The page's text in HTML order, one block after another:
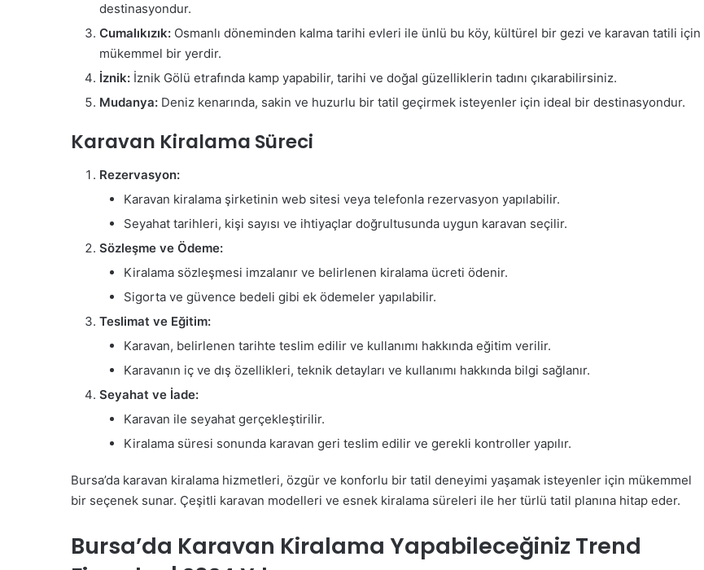
destinasyondur.
Cumalıkızık: Osmanlı döneminden kalma tarihi evleri ile ünlü bu köy, kültürel bir gezi ve karavan tatili için
mükemmel bir yerdir.
İznik: İznik Gölü etrafında kamp yapabilir, tarihi ve doğal güzelliklerin tadını çıkarabilirsiniz.
Mudanya: Deniz kenarında, sakin ve huzurlu bir tatil geçirmek isteyenler için ideal bir destinasyondur.
Karavan Kiralama Süreci
Rezervasyon:
Karavan kiralama şirketinin web sitesi veya telefonla rezervasyon yapılabilir.
Seyahat tarihleri, kişi sayısı ve ihtiyaçlar doğrultusunda uygun karavan seçilir.
Sözleşme ve Ödeme:
Kiralama sözleşmesi imzalanır ve belirlenen kiralama ücreti ödenir.
Sigorta ve güvence bedeli gibi ek ödemeler yapılabilir.
Teslimat ve Eğitim:
Karavan, belirlenen tarihte teslim edilir ve kullanımı hakkında eğitim verilir.
Karavanın iç ve dış özellikleri, teknik detayları ve kullanımı hakkında bilgi sağlanır.
Seyahat ve İade:
Karavan ile seyahat gerçekleştirilir.
Kiralama süresi sonunda karavan geri teslim edilir ve gerekli kontroller yapılır.
Bursa’da karavan kiralama hizmetleri, özgür ve konforlu bir tatil deneyimi yaşamak isteyenler için mükemmel
bir seçenek sunar. Çeşitli karavan modelleri ve esnek kiralama süreleri ile her türlü tatil planına hitap eder.
Bursa’da Karavan Kiralama Yapabileceğiniz Trend